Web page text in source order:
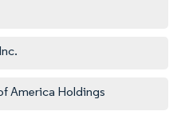
America Holdings